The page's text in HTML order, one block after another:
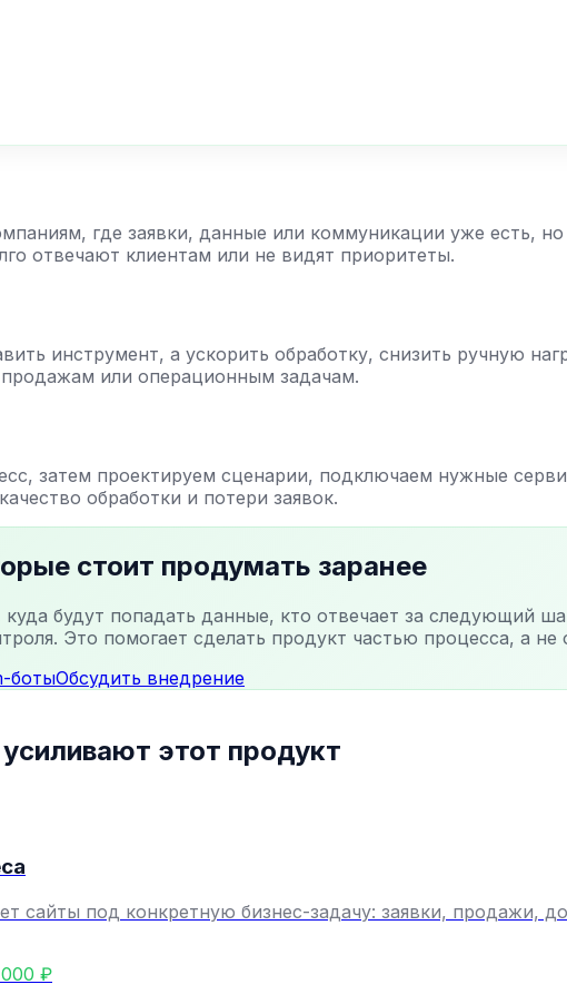
где заявки, данные или коммуникации уже есть,
отвечают клиентам или не видят приоритеты.
инструмент, а ускорить обработку, снизить ручную
или операционным задачам.
затем проектируем сценарии, подключаем нужные
обработки и потери заявок.
стоит продумать заранее
будут попадать данные, кто отвечает за следующий
Это помогает сделать продукт частью процесса, а не
ботыОбсудить внедрение
этот продукт
сайты под конкретную бизнес-задачу: заявки, продажи,
₽